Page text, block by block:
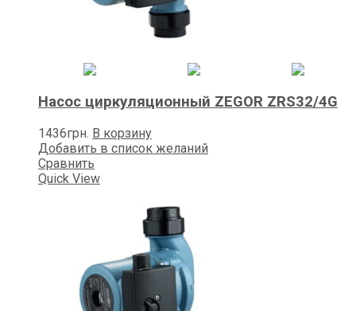
Насос циркуляционный ZEGOR ZRS32/4G
1436грн. В корзину
Добавить в список желаний
Сравнить
Quick View